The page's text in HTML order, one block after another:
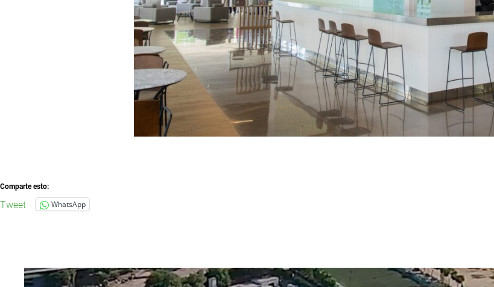
Comparte esto:
Tweet WhatsApp